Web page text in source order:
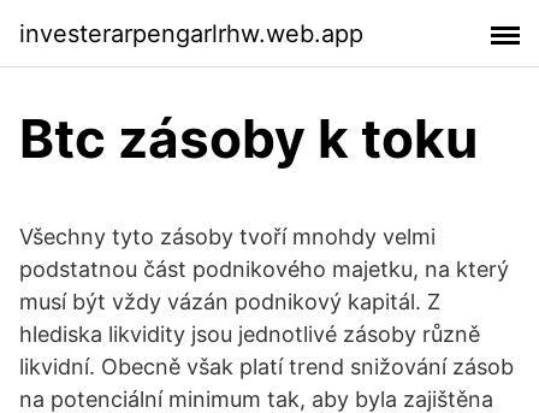
investerarpengarlrhw.web.app
Btc zásoby k toku
Všechny tyto zásoby tvoří mnohdy velmi
podstatnou část podnikového majetku, na který
musí být vždy vázán podnikový kapitál. Z
hlediska likvidity jsou jednotlivé zásoby různě
likvidní. Obecně však platí trend snižování zásob
na potenciální minimum tak, aby byla zajištěna